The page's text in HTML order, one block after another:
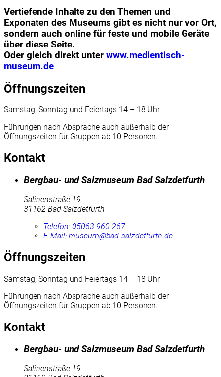
Vertiefende Inhalte zu den Themen und
Exponaten des Museums gibt es nicht nur vor Ort,
sondern auch online für feste und mobile Geräte
über diese Seite.
Oder gleich direkt unter www.medientisch-
museum.de
Öffnungszeiten
Samstag, Sonntag und Feiertags 14 – 18 Uhr
Führungen nach Absprache auch außerhalb der
Öffnungszeiten für Gruppen ab 10 Personen.
Kontakt
Bergbau- und Salzmuseum Bad Salzdetfurth
Salinenstraße 19
31162 Bad Salzdetfurth
Telefon: 05063 960-267
E-Mail: museum@bad-salzdetfurth.de
Öffnungszeiten
Samstag, Sonntag und Feiertags 14 – 18 Uhr
Führungen nach Absprache auch außerhalb der
Öffnungszeiten für Gruppen ab 10 Personen.
Kontakt
Bergbau- und Salzmuseum Bad Salzdetfurth
Salinenstraße 19